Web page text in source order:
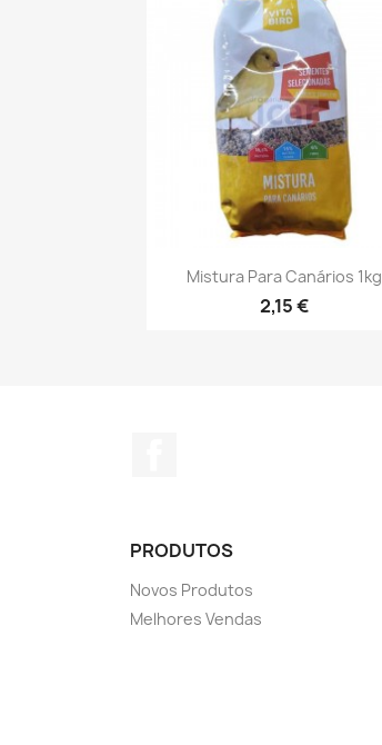
Mistura Para Canários 1kg
2,15 €
Vista rápida
PRODUTOS
Novos Produtos
Melhores Vendas